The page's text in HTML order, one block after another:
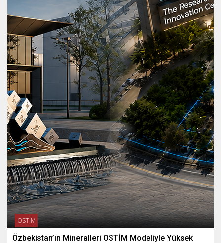
OSTİM
Özbekistan’ın Mineralleri OSTİM Modeliyle Yüksek